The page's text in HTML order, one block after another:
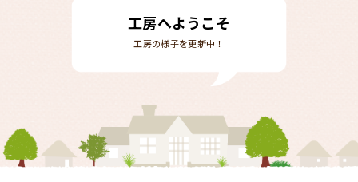
工房へようこそ
工房の様子を更新中！